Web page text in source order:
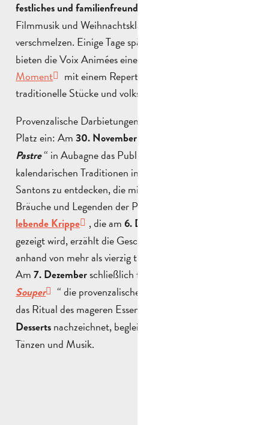
festliches und familienfreundliches
Filmmusik und Weihnachtsklassiker miteinander
verschmelzen. Einige Tage später, am
bieten die Voix Animées einen
Moment
mit einem Repertoire, das alte Melodien,
traditionelle Stücke und volkstümliche Klänge vereint.
Provenzalische Darbietungen nehmen einen besonderen
Platz ein: Am30. November
Pastre“ in Aubagne das Publikum ein, die
kalendarischen Traditionen in Begleitung von kleinen
Santons zu entdecken, die mit sanfter Stimme die
Bräuche und Legenden der Provence erzählen. Die
lebende Krippe , die am6. Dezember im Comoedia
gezeigt wird, erzählt die Geschichte der Geburt Christi
anhand von mehr als vierzig traditionellen Figuren neu.
Am 7. Dezemberschließlich feiert das Schauspiel “
Souper
“ die provenzalische Nachtwache, indem es
das Ritual des mageren Essens und der
Desserts nachzeichnet, begleitet von traditionellen
Tänzen und Musik.